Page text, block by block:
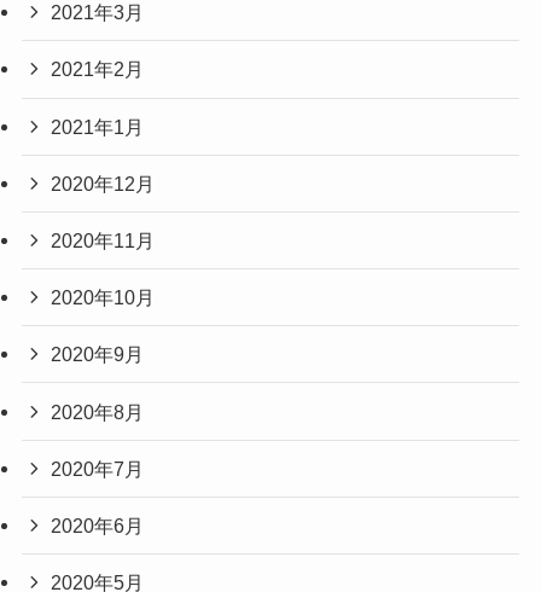
2021年3月
2021年2月
2021年1月
2020年12月
2020年11月
2020年10月
2020年9月
2020年8月
2020年7月
2020年6月
2020年5月